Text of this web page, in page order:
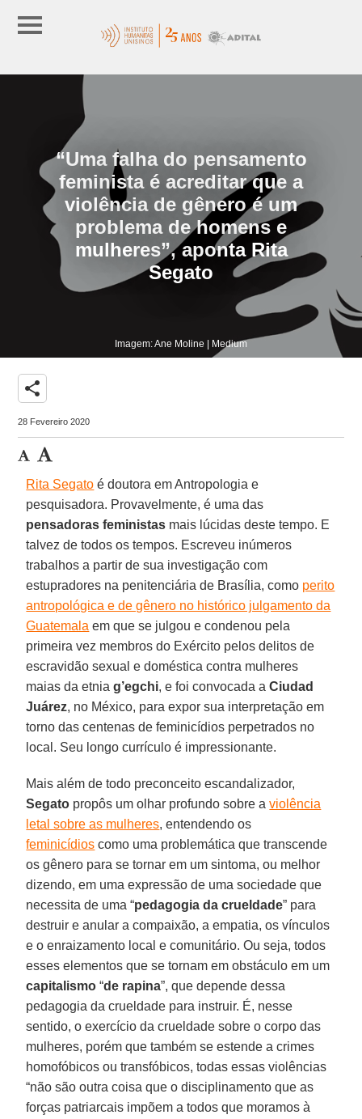
“Uma falha do pensamento
feminista é acreditar que a
violência de gênero é um
problema de homens e
mulheres”, aponta Rita
Segato
Imagem: Ane Moline | Medium
share
28 Fevereiro 2020
Rita Segato é doutora em Antropologia e
pesquisadora. Provavelmente, é uma das
pensadoras feministas mais lúcidas deste tempo. E
talvez de todos os tempos. Escreveu inúmeros
trabalhos a partir de sua investigação com
estupradores na penitenciária de Brasília, como perito
antropológica e de gênero no histórico julgamento da
Guatemala em que se julgou e condenou pela
primeira vez membros do Exército pelos delitos de
escravidão sexual e doméstica contra mulheres
maias da etniag’egchi, e foi convocada aCiudad
Juárez, no México, para expor sua interpretação em
torno das centenas de feminicídios perpetrados no
local. Seu longo currículo é impressionante.
Mais além de todo preconceito escandalizador,
Segato propôs um olhar profundo sobre aviolência
letal sobre as mulheres, entendendo os
feminicídios como uma problemática que transcende
os gênero para se tornar em um sintoma, ou melhor
dizendo, em uma expressão de uma sociedade que
necessita de uma “pedagogia da crueldade” para
destruir e anular a compaixão, a empatia, os vínculos
e o enraizamento local e comunitário. Ou seja, todos
esses elementos que se tornam em obstáculo em um
capitalismo“de rapina”, que depende dessa
pedagogia da crueldade para instruir. É, nesse
sentido, o exercício da crueldade sobre o corpo das
mulheres, porém que também se estende a crimes
homofóbicos ou transfóbicos, todas essas violências
“não são outra coisa que o disciplinamento que as
forças patriarcais impõem a todos que moramos à